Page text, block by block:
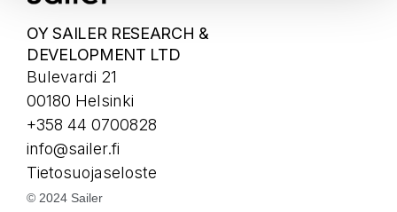
OY SAILER RESEARCH &
DEVELOPMENT LTD
Bulevardi 21
00180 Helsinki
+358 44 0700828
info@sailer.fi
Tietosuojaseloste
© 2024 Sailer